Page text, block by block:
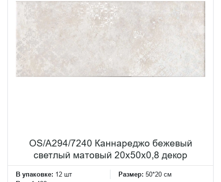
OS/A294/7240 Каннареджо бежевый
светлый матовый 20x50x0,8 декор
В упаковке: 12 шт Размер: 50*20 см